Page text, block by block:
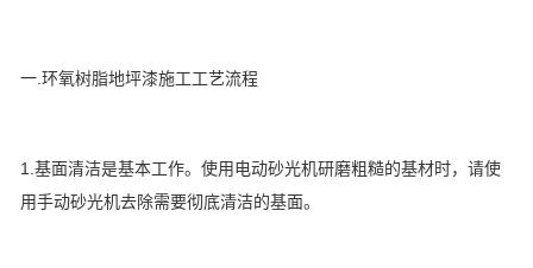
一.环氧树脂地坪漆施工工艺流程
1.基面清洁是基本工作。使用电动砂光机研磨粗糙的基材时，请使
用手动砂光机去除需要彻底清洁的基面。